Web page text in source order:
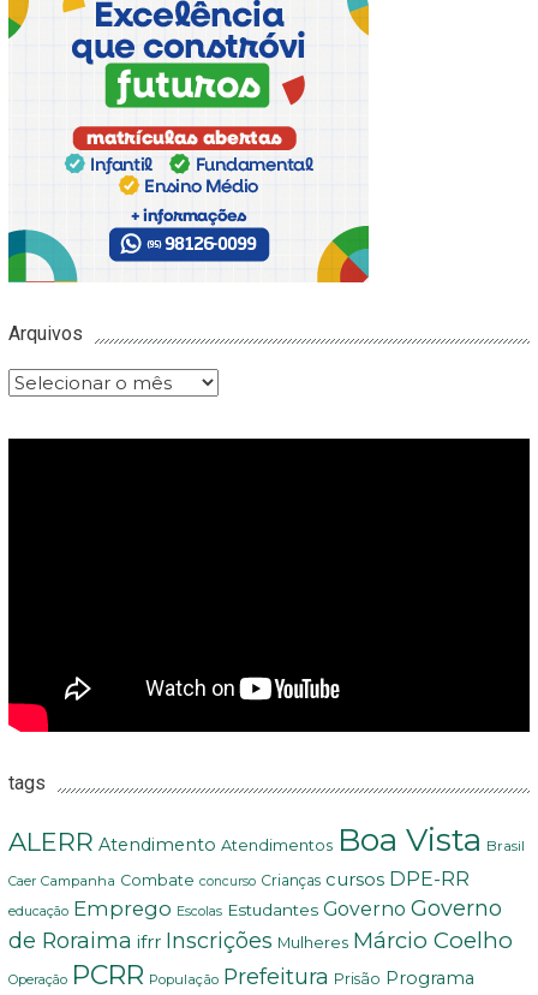
Arquivos
Arquivos
tags
ALERR Atendimento Atendimentos Boa Vista Brasil
Caer Campanha Combate concurso Crianças cursos DPE-RR
educação Emprego Escolas Estudantes Governo Governo
de Roraima ifrr Inscrições Mulheres Márcio Coelho
Operação PCRR População Prefeitura Prisão Programa